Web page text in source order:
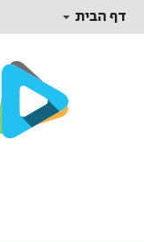
דף הבית